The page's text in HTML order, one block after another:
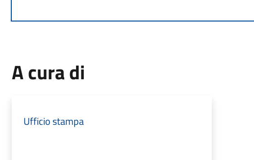
A cura di
Ufficio stampa